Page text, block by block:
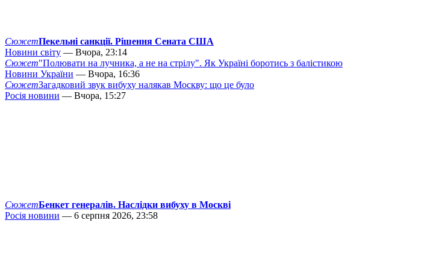
СюжетПекельні санкції. Рішення Сената США
Новини світу — Вчора, 23:14
Сюжет"Полювати на лучника, а не на стрілу". Як Україні боротись з балістикою
Новини України — Вчора, 16:36
СюжетЗагадковий звук вибуху налякав Москву: що це було
Росія новини — Вчора, 15:27
СюжетБенкет генералів. Наслідки вибуху в Москві
Росія новини — 6 серпня 2026, 23:58